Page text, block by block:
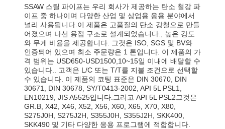
SSAW 스틸 파이프는 우리 회사가 제공하는 탄소 철강 파
이프 중 하나이며 다양한 산업 및 상업용 응용 분야에서
널리 사용됩니다.이 제품은 고품질의 탄소 강철으로 만들
어졌으며 나선 용접 구조로 설계되었습니다., 높은 강도
와 무게 비율을 제공합니다. 그것은 ISO, SGS 및 BV와
인증되어 있으며 최소 주문량은 1 톤입니다. 이 제품의 가
격 범위는 USD650-USD1500,10~15일 이내에 배달할 수
있습니다.. 고객은 L/C 또는 T/T를 지불 조건으로 선택할
수 있습니다. 이 제품의 코팅 표준은 DIN 30670, DIN
30671, DIN 30678, SY/T0413-2002, API 5L PSL1,
EN10219, JIS A5525입니다.그리고 API 5L PSL2그것은
GR.B, X42, X46, X52, X56, X60, X65, X70, X80,
S275J0H, S275J2H, S355J0H, S355J2H, SKK400,
SKK490 및 기타 다양한 응용 프로그램에 적합합니다.